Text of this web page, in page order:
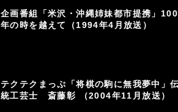
企画番組「米沢・沖縄姉妹都市提携」100
年の時を越えて（1994年4月放送）
テクテクまっぷ「将棋の駒に無我夢中」
統工芸士 斎藤彰 （2004年11月放送）